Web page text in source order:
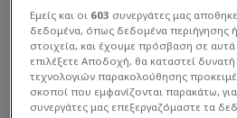
Εμείς και οι 603 συνεργάτες μας
δεδομένα, όπως δεδομένα περιήγησης
στοιχεία, και έχουμε πρόσβαση σε
επιλέξετε Αποδοχή, θα καταστεί
τεχνολογιών παρακολούθησης
σκοποί που εμφανίζονται παρακάτω,
συνεργάτες μας επεξεργαζόμαστε τα